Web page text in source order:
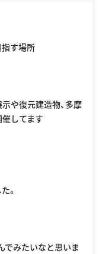
す場所
や復元建造物、多摩
してます
。
でみたいなと思いま